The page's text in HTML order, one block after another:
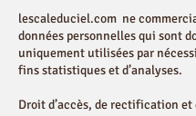
lescaleduciel.com ne
données personnelles qui sont
uniquement utilisées par
fins statistiques et d’analyses.
Droit d’accès, de rectification et